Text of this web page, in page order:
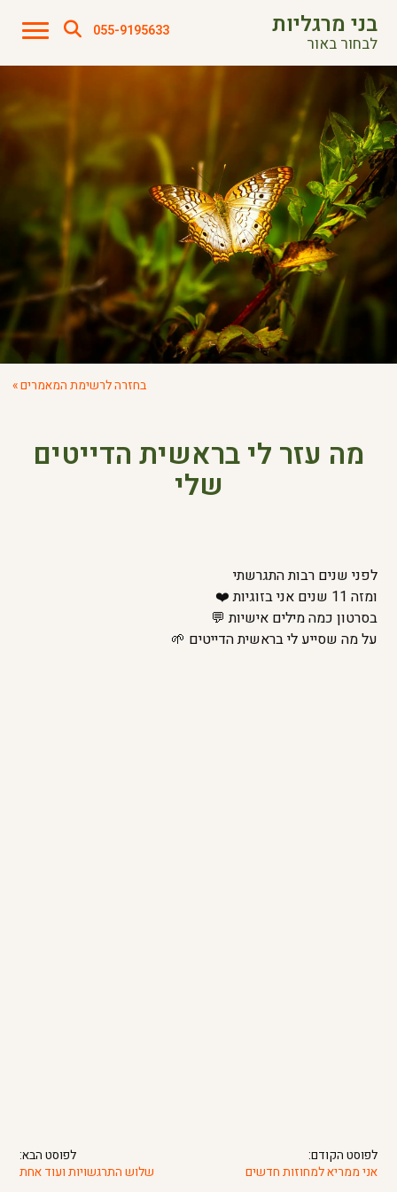
בני מרגליות
לבחור באור
055-9195633
בחזרה לרשימת המאמרים »
מה עזר לי בראשית הדייטים
שלי
לפני שנים רבות התגרשתי
ומזה 11 שנים אני בזוגיות ❤️
בסרטון כמה מילים אישיות 💬
על מה שסייע לי בראשית הדייטים 🌱
לפוסט הקודם:
אני ממריא למחוזות חדשים
לפוסט הבא:
שלוש התרגשויות ועוד אחת